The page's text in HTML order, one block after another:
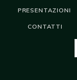
PRESENTAZIONI
CONTATTI